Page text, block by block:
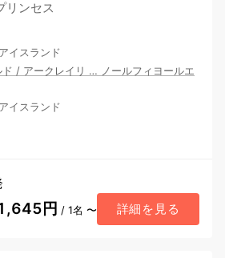
リンセス
イスランド
/ アークレイリ … ノールフィヨールエ
イスランド
円 / 1名 〜 詳細を見る